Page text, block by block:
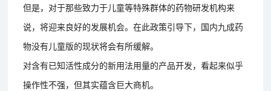
但是，对于那些致力于儿童等特殊群体的药物研发机构来
说，将迎来良好的发展机会。在此政策引导下，国内九成药
物没有儿童版的现状将会有所缓解。
对含有已知活性成分的新用法用量的产品开发，看起来似乎
操作性不强，但其实蕴含巨大商机。